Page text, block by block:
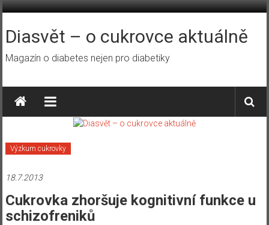
Přeskočit
obsah
Diasvět – o cukrovce aktuálně
Magazín o diabetes nejen pro diabetiky
Výzkum cukrovky
18.7.2013
Cukrovka zhoršuje kognitivní funkce u
schizofreniků